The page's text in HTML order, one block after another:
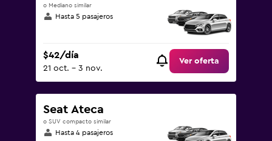
o Mediano similar
Hasta 5 pasajeros
$42/día
21 oct. - 3 nov.
Ver oferta
Seat Ateca
o SUV compacto similar
Hasta 4 pasajeros